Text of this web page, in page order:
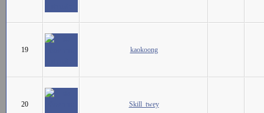
19 kaokoong
20 Skill_twey